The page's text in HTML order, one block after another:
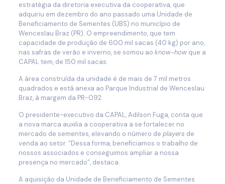
estratégia da diretoria executiva da cooperativa, que
adquiriu em dezembro do ano passado uma Unidade de
Beneficiamento de Sementes (UBS) no município de
Wenceslau Braz (PR). O empreendimento, que tem
capacidade de produção de 600 mil sacas (40 kg) por ano,
nas safras de verão e inverno, se somou ao know-howque a
CAPAL tem, de 150 mil sacas.
A área construída da unidade é de mais de 7 mil metros
quadrados e está anexa ao Parque Industrial de Wenceslau
Braz, à margem da PR-092.
O presidente-executivo da CAPAL, Adilson Fuga, conta que
a nova marca auxilia a cooperativa a se fortalecer no
mercado de sementes, elevando o número de players de
venda ao setor. “Dessa forma, beneficiamos o trabalho de
nossos associados e conseguimos ampliar a nossa
presença no mercado”, destaca.
A aquisição da Unidade de Beneficiamento de Sementes